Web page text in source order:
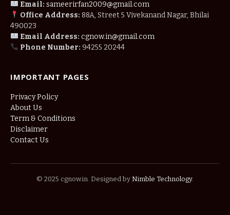
Email: sameerirfan2009@gmail.com
Office Address: 88A, Street 5 Vivekanand Nagar, Bhilai
490023
Email Address: cgnow.in@gmail.com
Phone Number: 94255 20244
IMPORTANT PAGES
Privacy Policy
About Us
Term & Conditions
Disclaimer
Contact Us
© 2025 cgnow.in. Designed by Nimble Technology.